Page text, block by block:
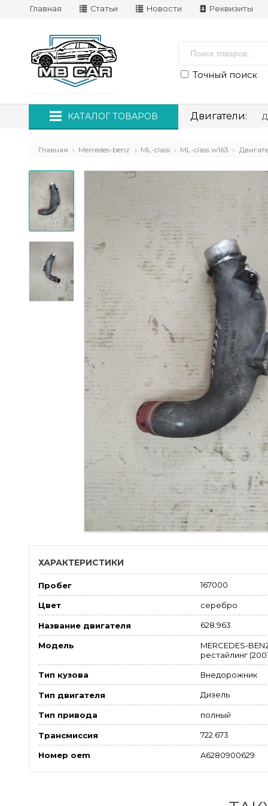
Главная Статьи Новости Реквизиты
Точный поиск
КАТАЛОГ ТОВАРОВ Двигатели:
Главная Mercedes-benz ML-class ML-class w163
ХАРАКТЕРИСТИКИ
Пробег 167000
Цвет серебро
Название двигателя 628.963
Модель
MERCEDES-
рестайлинг
Тип кузова Внедорожник
Тип двигателя Дизель
Тип привода полный
Трансмиссия 722.673
Номер oem A6280900629